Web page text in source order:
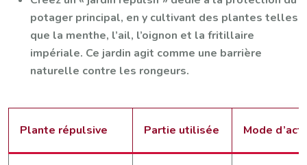
potager principal, en y cultivant des plantes telles
que la menthe, l’ail, l’oignon et la fritillaire
impériale. Ce jardin agit comme une barrière
naturelle contre les rongeurs.
Plante répulsive Partie utilisée Mode